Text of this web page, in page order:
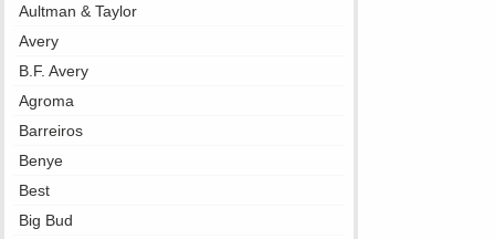
Aultman & Taylor
Avery
B.F. Avery
Agroma
Barreiros
Benye
Best
Big Bud